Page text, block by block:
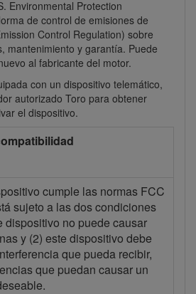
Environmental Protection
de control de emisiones de
Control Regulation) sobre
mantenimiento y garantía. Puede
al fabricante del motor.
con un dispositivo telemático,
autorizado Toro para obtener
el dispositivo.
cumple las normas FCC
sujeto a las dos condiciones
dispositivo no puede causar
y (2) este dispositivo debe
que pueda recibir,
que puedan causar un